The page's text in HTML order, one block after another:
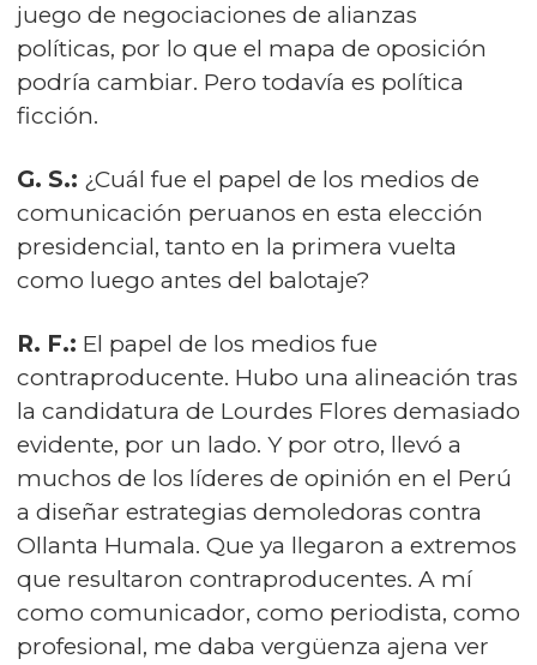
juego de negociaciones de alianzas
políticas, por lo que el mapa de oposición
podría cambiar. Pero todavía es política
ficción.
G. S.: ¿Cuál fue el papel de los medios de
comunicación peruanos en esta elección
presidencial, tanto en la primera vuelta
como luego antes del balotaje?
R. F.: El papel de los medios fue
contraproducente. Hubo una alineación tras
la candidatura de Lourdes Flores demasiado
evidente, por un lado. Y por otro, llevó a
muchos de los líderes de opinión en el Perú
a diseñar estrategias demoledoras contra
Ollanta Humala. Que ya llegaron a extremos
que resultaron contraproducentes. A mí
como comunicador, como periodista, como
profesional, me daba vergüenza ajena ver